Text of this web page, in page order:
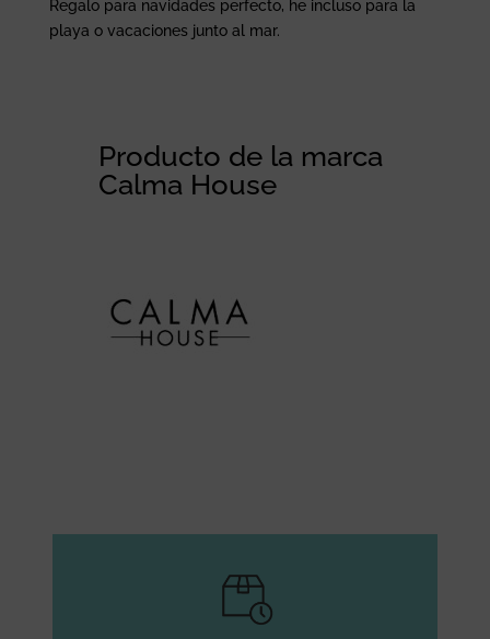
Regalo para navidades perfecto, he incluso para la
playa o vacaciones junto al mar.
Producto de la marca
Calma House